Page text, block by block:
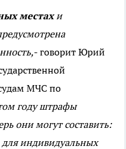
местахи
- говорит Юрий
МЧС по
году штрафы
они могут составить:
для индивидуальных